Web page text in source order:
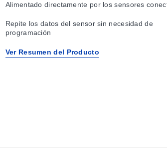
Alimentado directamente por los sensores
Repite los datos del sensor sin necesidad de
programación
Ver Resumen del Producto